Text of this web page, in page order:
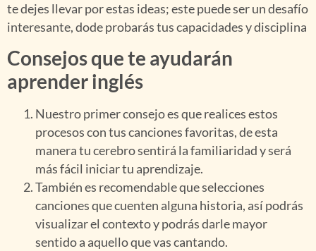
te dejes llevar por estas ideas; este puede ser un desafío
interesante, dode probarás tus capacidades y disciplina
Consejos que te ayudarán
aprender inglés
Nuestro primer consejo es que realices estos
procesos con tus canciones favoritas, de esta
manera tu cerebro sentirá la familiaridad y será
más fácil iniciar tu aprendizaje.
También es recomendable que selecciones
canciones que cuenten alguna historia, así podrás
visualizar el contexto y podrás darle mayor
sentido a aquello que vas cantando.